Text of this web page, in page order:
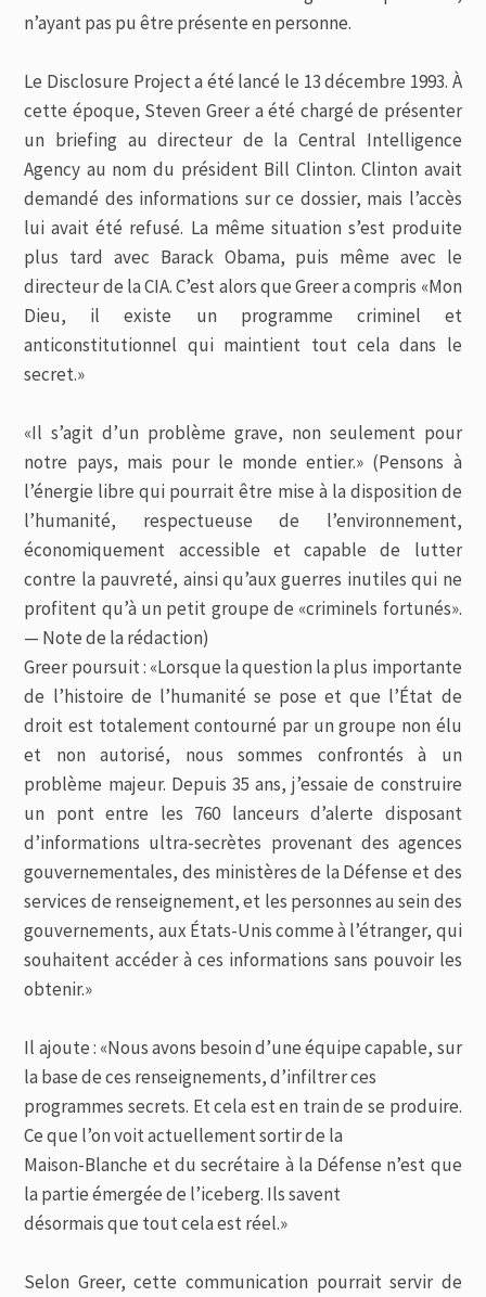
n’ayant pas pu être présente en personne.
Le Disclosure Project a été lancé le 13 décembre 1993. À
cette époque, Steven Greer a été chargé de présenter
un briefing au directeur de la Central Intelligence
Agency au nom du président Bill Clinton. Clinton avait
demandé des informations sur ce dossier, mais l’accès
lui avait été refusé. La même situation s’est produite
plus tard avec Barack Obama, puis même avec le
directeur de la CIA. C’est alors que Greer a compris «Mon
Dieu, il existe un programme criminel et
anticonstitutionnel qui maintient tout cela dans le
secret.»
«Il s’agit d’un problème grave, non seulement pour
notre pays, mais pour le monde entier.» (Pensons à
l’énergie libre qui pourrait être mise à la disposition de
l’humanité, respectueuse de l’environnement,
économiquement accessible et capable de lutter
contre la pauvreté, ainsi qu’aux guerres inutiles qui ne
profitent qu’à un petit groupe de «criminels fortunés».
— Note de la rédaction)
Greer poursuit : «Lorsque la question la plus importante
de l’histoire de l’humanité se pose et que l’État de
droit est totalement contourné par un groupe non élu
et non autorisé, nous sommes confrontés à un
problème majeur. Depuis 35 ans, j’essaie de construire
un pont entre les 760 lanceurs d’alerte disposant
d’informations ultra-secrètes provenant des agences
gouvernementales, des ministères de la Défense et des
services de renseignement, et les personnes au sein des
gouvernements, aux États-Unis comme à l’étranger, qui
souhaitent accéder à ces informations sans pouvoir les
obtenir.»
Il ajoute : «Nous avons besoin d’une équipe capable, sur
la base de ces renseignements, d’infiltrer ces
programmes secrets. Et cela est en train de se produire.
Ce que l’on voit actuellement sortir de la
Maison-Blanche et du secrétaire à la Défense n’est que
la partie émergée de l’iceberg. Ils savent
désormais que tout cela est réel.»
Selon Greer, cette communication pourrait servir de